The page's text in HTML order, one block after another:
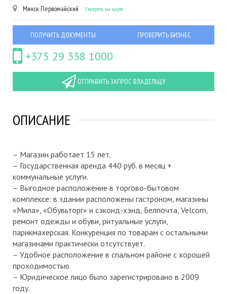
МинскПервомайский Смотреть на карте
ПОЛУЧИТЬ ДОКУМЕНТЫ ПРОВЕРИТЬ БИЗНЕС
+375 29 338 1000
ОТПРАВИТЬ ЗАПРОС ВЛАДЕЛЬЦУ
ОПИСАНИЕ
– Магазин работает 15 лет.
– Государственная аренда 440 руб. в месяц +
коммунальные услуги.
– Выгодное расположение в торгово-бытовом
комплексе: в здании расположены гастроном, магазины
«Мила», «Обувьторг» и сэконд-хэнд, Белпочта, Velcom,
ремонт одежды и обуви, ритуальные услуги,
парикмахерская. Конкуренция по товарам с остальными
магазинами практически отсутствует.
– Удобное расположение в спальном районе с хорошей
проходимостью
– Юридическое лицо было зарегистрировано в 2009
году.